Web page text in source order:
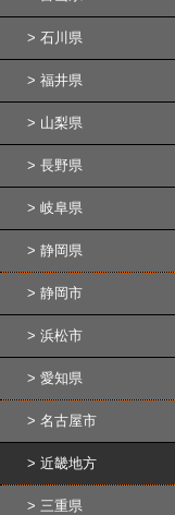
石川県
福井県
山梨県
長野県
岐阜県
静岡県
静岡市
浜松市
愛知県
名古屋市
近畿地方
三重県